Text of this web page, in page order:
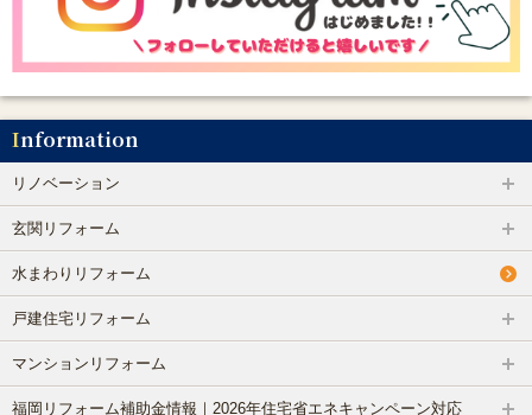
Information
リノベーション
玄関リフォーム
水まわりリフォーム
戸建住宅リフォーム
マンションリフォーム
福岡リフォーム補助金情報｜2026年住宅省エネキャンペーン対応